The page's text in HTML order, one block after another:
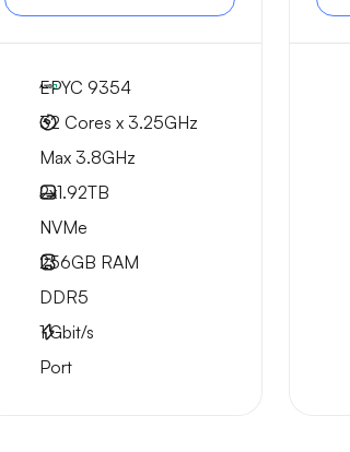
EPYC 9354
32 Cores x 3.25GHz
Max 3.8GHz
2x1.92TB
NVMe
256GB RAM
DDR5
1Gbit/s
Port